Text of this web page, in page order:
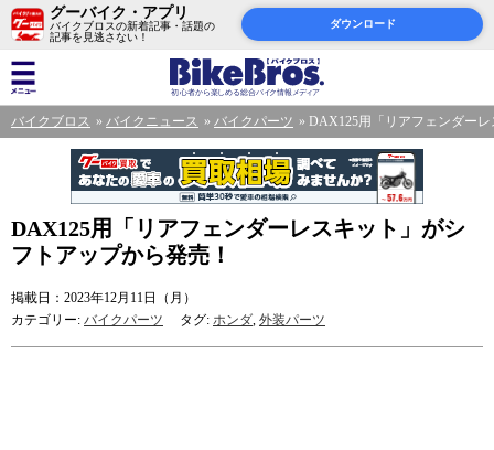
グーバイク・アプリ
バイクブロスの新着記事・話題の
記事を見逃さない！
ダウンロード
バイクブロス バイクニュース バイクパーツ DAX125用「リアフェンダー
DAX125用「リアフェンダーレスキット」がシ
フトアップから発売！
掲載日：2023年12月11日（月）
カテゴリー: バイクパーツ タグ: ホンダ, 外装パーツ